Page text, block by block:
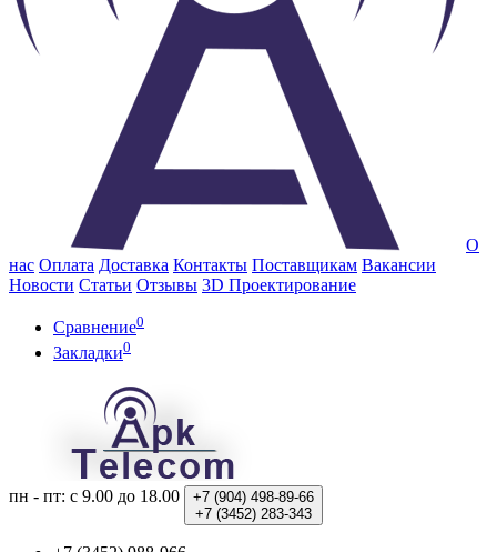
О
нас Оплата Доставка Контакты Поставщикам Вакансии
Новости Статьи Отзывы 3D Проектирование
Сравнение0
Закладки0
пн - пт: с 9.00 до 18.00 +7 (904) 498-89-66
+7 (3452) 283-343